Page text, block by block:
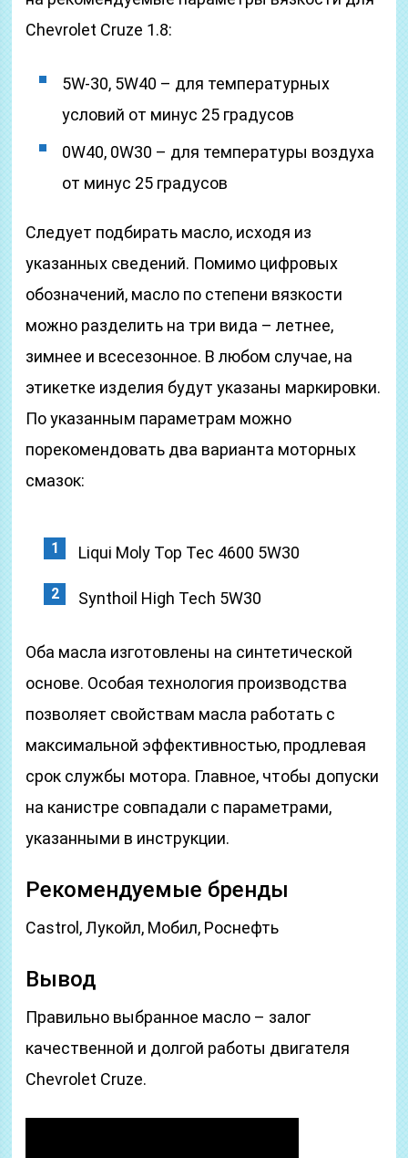
Chevrolet Cruze 1.8:
5W-30, 5W40 – для температурных
условий от минус 25 градусов
0W40, 0W30 – для температуры воздуха
от минус 25 градусов
Следует подбирать масло, исходя из
указанных сведений. Помимо цифровых
обозначений, масло по степени вязкости
можно разделить на три вида – летнее,
зимнее и всесезонное. В любом случае, на
этикетке изделия будут указаны маркировки.
По указанным параметрам можно
порекомендовать два варианта моторных
смазок:
Liqui Moly Top Tec 4600 5W30
Synthoil High Tech 5W30
Оба масла изготовлены на синтетической
основе. Особая технология производства
позволяет свойствам масла работать с
максимальной эффективностью, продлевая
срок службы мотора. Главное, чтобы допуски
на канистре совпадали с параметрами,
указанными в инструкции.
Рекомендуемые бренды
Castrol, Лукойл, Мобил, Роснефть
Вывод
Правильно выбранное масло – залог
качественной и долгой работы двигателя
Chevrolet Cruze.